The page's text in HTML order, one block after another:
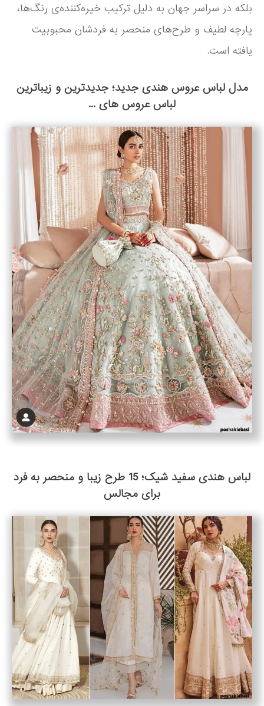
بلکه در سراسر جهان به دلیل ترکیب خیره‌کننده‌ی رنگ‌ها،
پارچه‌ لطیف و طرح‌های منحصر به فردشان محبوبیت
یافته است.
مدل لباس عروس هندی جدید؛ جدیدترین و زیباترین
لباس عروس های ...
لباس هندی سفید شیک؛ 15 طرح زیبا و منحصر به فرد
برای مجالس